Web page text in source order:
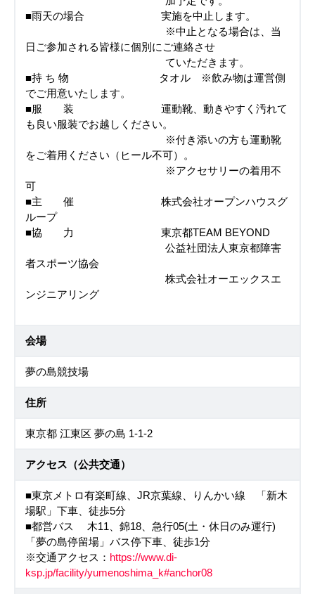
■雨天の場合 実施を中止します。
※中止となる場合は、当
日ご参加される皆様に個別にご連絡させ
ていただきます。
■持 ち 物 タオル ※飲み物は運営側
でご用意いたします。
■服 装 運動靴、動きやすく汚れて
も良い服装でお越しください。
※付き添いの方も運動靴
をご着用ください（ヒール不可）。
※アクセサリーの着用不
可
■主 催 株式会社オープンハウスグ
ループ
■協 力 東京都TEAM BEYOND
公益社団法人東京都障害
者スポーツ協会
株式会社オーエックスエ
ンジニアリング
会場
夢の島競技場
住所
東京都 江東区 夢の島 1-1-2
アクセス（公共交通）
■東京メトロ有楽町線、JR京葉線、りんかい線 「新木
場駅」下車、徒歩5分
■都営バス 木11、錦18、急行05(土・休日のみ運行)
「夢の島停留場」バス停下車、徒歩1分
※交通アクセス： https://www.di-
ksp.jp/facility/yumenoshima_k#anchor08